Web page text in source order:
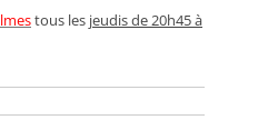
tous les jeudis de 20h45 à